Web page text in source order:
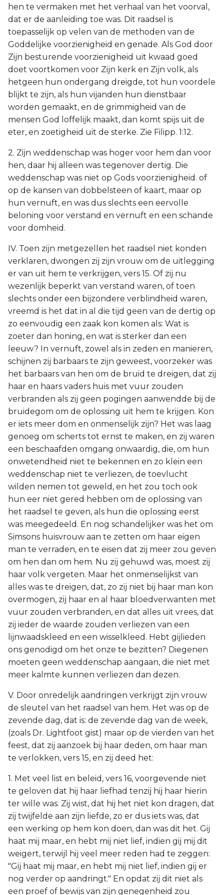
hen te vermaken met het verhaal van het voorval,
dat er de aanleiding toe was. Dit raadsel is
toepasselijk op velen van de methoden van de
Goddelijke voorzienigheid en genade. Als God door
Zijn besturende voorzienigheid uit kwaad goed
doet voortkomen voor Zijn kerk en Zijn volk, als
hetgeen hun ondergang dreigde, tot hun voordele
blijkt te zijn, als hun vijanden hun dienstbaar
worden gemaakt, en de grimmigheid van de
mensen God loffelijk maakt, dan komt spijs uit de
eter, en zoetigheid uit de sterke. Zie Filipp. 1:12.
2. Zijn weddenschap was hoger voor hem dan voor
hen, daar hij alleen was tegenover dertig. Die
weddenschap was niet op Gods voorzienigheid. of
op de kansen van dobbelsteen of kaart, maar op
hun vernuft, en was dus slechts een eervolle
beloning voor verstand en vernuft en een schande
voor domheid.
IV. Toen zijn metgezellen het raadsel niet konden
verklaren, dwongen zij zijn vrouw om de uitlegging
er van uit hem te verkrijgen, vers 15. Of zij nu
wezenlijk beperkt van verstand waren, of toen
slechts onder een bijzondere verblindheid waren,
vreemd is het dat in al die tijd geen van de dertig op
zo eenvoudig een zaak kon komen als: Wat is
zoeter dan honing, en wat is sterker dan een
leeuw? In vernuft, zowel als in zeden en manieren,
schijnen zij barbaars te zijn geweest, voorzeker was
het barbaars van hen om de bruid te dreigen, dat zij
haar en haars vaders huis met vuur zouden
verbranden als zij geen pogingen aanwendde bij de
bruidegom om de oplossing uit hem te krijgen. Kon
er iets meer dom en onmenselijk zijn? Het was laag
genoeg om scherts tot ernst te maken, en zij waren
een beschaafden omgang onwaardig, die, om hun
onwetendheid niet te bekennen en zo klein een
weddenschap niet te verliezen, de toevlucht
wilden nemen tot geweld, en het zou toch ook
hun eer niet gered hebben om de oplossing van
het raadsel te geven, als hun die oplossing eerst
was meegedeeld. En nog schandelijker was het om
Simsons huisvrouw aan te zetten om haar eigen
man te verraden, en te eisen dat zij meer zou geven
om hen dan om hem. Nu zij gehuwd was, moest zij
haar volk vergeten. Maar het onmenselijkst van
alles was te dreigen, dat, zo zij niet bij haar man kon
overmogen, zij haar en al haar bloedverwanten met
vuur zouden verbranden, en dat alles uit vrees, dat
zij ieder de waarde zouden verliezen van een
lijnwaadskleed en een wisselkleed. Hebt gijlieden
ons genodigd om het onze te bezitten? Diegenen
moeten geen weddenschap aangaan, die niet met
meer kalmte kunnen verliezen dan dezen.
V. Door onredelijk aandringen verkrijgt zijn vrouw
de sleutel van het raadsel van hem. Het was op de
zevende dag, dat is: de zevende dag van de week,
(zoals Dr. Lightfoot gist) maar op de vierden van het
feest, dat zij aanzoek bij haar deden, om haar man
te verlokken, vers 15, en zij deed het:
1. Met veel list en beleid, vers 16, voorgevende niet
te geloven dat hij haar liefhad tenzij hij haar hierin
ter wille was. Zij wist, dat hij het niet kon dragen, dat
zij twijfelde aan zijn liefde, zo er dus iets was, dat
een werking op hem kon doen, dan was dit het. Gij
haat mij maar, en hebt mij niet lief, indien gij mij dit
weigert, terwijl hij veel meer reden had te zeggen:
"Gij haat mij maar, en hebt mij niet lief, indien gij er
nog verder op aandringt." En opdat zij dit niet als
een proef of bewijs van zijn genegenheid zou